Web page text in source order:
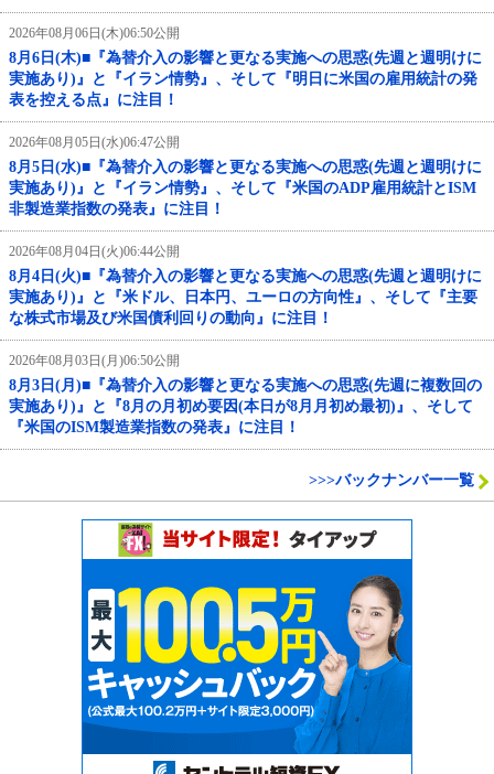
2026年08月06日(木)06:50公開
8月6日(木)■『為替介入の影響と更なる実施への思惑(先週と週明けに
実施あり)』と『イラン情勢』、そして『明日に米国の雇用統計の発
表を控える点』に注目！
2026年08月05日(水)06:47公開
8月5日(水)■『為替介入の影響と更なる実施への思惑(先週と週明けに
実施あり)』と『イラン情勢』、そして『米国のADP雇用統計とISM
非製造業指数の発表』に注目！
2026年08月04日(火)06:44公開
8月4日(火)■『為替介入の影響と更なる実施への思惑(先週と週明けに
実施あり)』と『米ドル、日本円、ユーロの方向性』、そして『主要
な株式市場及び米国債利回りの動向』に注目！
2026年08月03日(月)06:50公開
8月3日(月)■『為替介入の影響と更なる実施への思惑(先週に複数回の
実施あり)』と『8月の月初め要因(本日が8月月初め最初)』、そして
『米国のISM製造業指数の発表』に注目！
>>>バックナンバー一覧